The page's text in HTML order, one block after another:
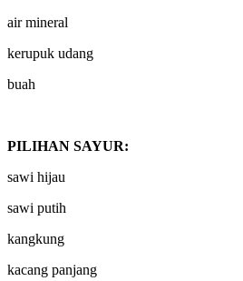
air mineral
kerupuk udang
buah
PILIHAN SAYUR:
sawi hijau
sawi putih
kangkung
kacang panjang